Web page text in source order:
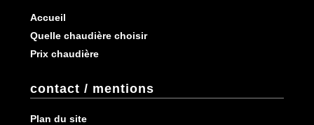
Accueil
Quelle chaudière choisir
Prix chaudière
contact / mentions
Plan du site